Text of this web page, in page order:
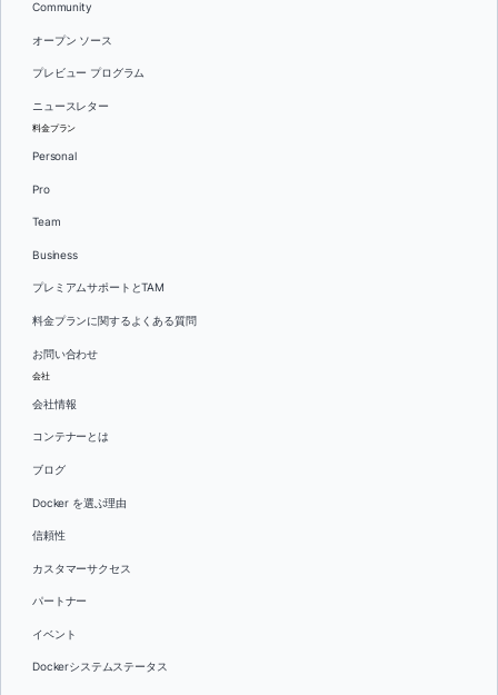
Community
オープン ソース
プレビュー プログラム
ニュースレター
料金プラン
Personal
Pro
Team
Business
プレミアムサポートとTAM
料金プランに関するよくある質問
お問い合わせ
会社
会社情報
コンテナーとは
ブログ
Docker を選ぶ理由
信頼性
カスタマーサクセス
パートナー
イベント
Dockerシステムステータス